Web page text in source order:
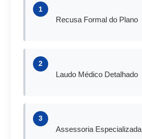
1
Recusa Formal do Plano
2
Laudo Médico Detalhado
3
Assessoria Especializada